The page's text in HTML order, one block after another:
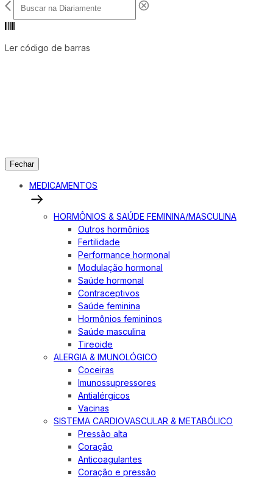
Ler código de barras
Fechar
MEDICAMENTOS
HORMÔNIOS & SAÚDE FEMININA/MASCULINA
Outros hormônios
Fertilidade
Performance hormonal
Modulação hormonal
Saúde hormonal
Contraceptivos
Saúde feminina
Hormônios femininos
Saúde masculina
Tireoide
ALERGIA & IMUNOLÓGICO
Coceiras
Imunossupressores
Antialérgicos
Vacinas
SISTEMA CARDIOVASCULAR & METABÓLICO
Pressão alta
Coração
Anticoagulantes
Coração e pressão